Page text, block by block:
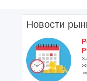
Новости